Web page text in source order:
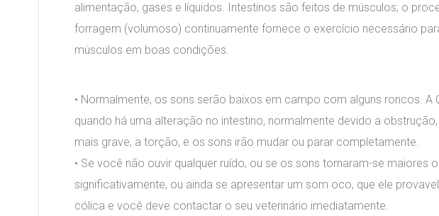
alimentação, gases e líquidos. Intestinos são feitos de músculos; o
forragem (volumoso) continuamente fornece o exercício necessário
músculos em boas condições.
• Normalmente, os sons serão baixos em campo com alguns roncos. A
quando há uma alteração no intestino, normalmente devido a
mais grave, a torção, e os sons irão mudar ou parar completamente.
• Se você não ouvir qualquer ruído, ou se os sons tornaram-se maiores
significativamente, ou ainda se apresentar um som oco, que ele
cólica e você deve contactar o seu veterinário imediatamente.